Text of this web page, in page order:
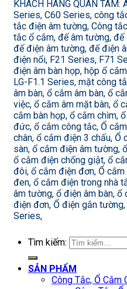
KHÁCH HÀNG QUAN
Series, C60 Series, công
tắc điện âm tường, Công
tắc ổ cắm, đế âm tường,
đế điện âm tường, đế điện
điện nổi, F21 Series, F71
điện âm bàn họp, hộp ổ
LG-F1.1 Series, mặt công
âm bàn, ổ cắm âm bàn, ổ
việc, ổ cắm âm mặt bàn, ổ
cắm bàn họp, ổ cắm chìm,
đức, ổ cắm công tắc, Ổ
chân, ổ cắm điện 3 chấu, Ổ
sàn, ổ cắm điện âm tường,
ổ cắm điện chống giật, ổ
đôi, ổ cắm điện đơn, Ổ
đen, ổ cắm điện trong nhà
âm tường, ổ điện âm bàn, ổ
điện đơn, Ổ điện gắn
Series,
Tìm kiếm:
SẢN PHẨM
Công Tắc, Ổ Cắm